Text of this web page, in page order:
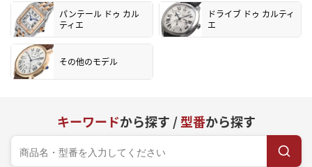
パンテール ドゥ カル
ティエ
ドライブ ドゥ カルティ
エ
その他のモデル
キーワードから探す /型番から探す